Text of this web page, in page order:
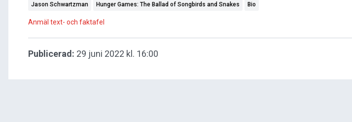
Jason Schwartzman Hunger Games: The Ballad of Songbirds and Snakes Bio
Anmäl text- och faktafel
Publicerad: 29 juni 2022 kl. 16:00